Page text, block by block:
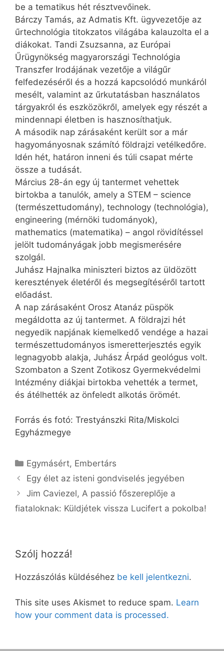
be a tematikus hét résztvevőinek.
Bárczy Tamás, az Admatis Kft. ügyvezetője az
űrtechnológia titokzatos világába kalauzolta el a
diákokat. Tandi Zsuzsanna, az Európai
Űrügynökség magyarországi Technológia
Transzfer Irodájának vezetője a világűr
felfedezéséről és a hozzá kapcsolódó munkáról
mesélt, valamint az űrkutatásban használatos
tárgyakról és eszközökről, amelyek egy részét a
mindennapi életben is hasznosíthatjuk.
A második nap zárásaként került sor a már
hagyományosnak számító földrajzi vetélkedőre.
Idén hét, határon inneni és túli csapat mérte
össze a tudását.
Március 28-án egy új tantermet vehettek
birtokba a tanulók, amely a STEM – science
(természettudomány), tech­no­logy (technológia),
en­gi­­nee­ring (mérnöki tudományok),
mathematics (matematika) – angol rövidítéssel
jelölt tudományágak jobb megismerésére
szolgál.
Juhász Hajnalka miniszteri biztos az üldözött
keresztények életéről és megsegítéséről tartott
előadást.
A nap zárásaként Orosz Atanáz püspök
megáldotta az új tantermet. A földrajzi hét
negyedik napjának kiemelkedő vendége a hazai
természettudományos ismeretterjesztés egyik
legnagyobb alakja, Juhász Árpád geológus volt.
Szombaton a Szent Zoti­kosz Gyermekvédelmi
Intézmény diákjai birtokba vehették a termet,
és átélhették az önfeledt alkotás örömét.
Forrás és fotó: Trestyánszki Rita/Miskolci
Egyházmegye
Kategória
Egymásért, Embertárs
Egy élet az isteni gondviselés jegyében
Jim Caviezel, A passió főszereplője a
fiataloknak: Küldjétek vissza Lucifert a pokolba!
Szólj hozzá!
Hozzászólás küldéséhez be kell jelentkezni.
This site uses Akismet to reduce spam. Learn
how your comment data is processed.